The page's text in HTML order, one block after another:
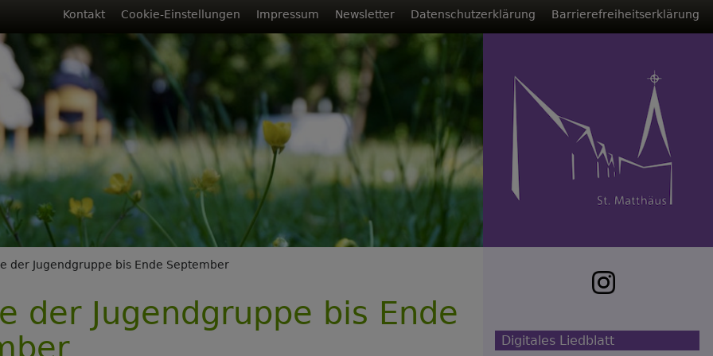
Fußbereichsmenü
Kontakt Cookie-Einstellungen Impressum Newsletter Datenschutzerklärung Barrierefreiheitserklärung
der Jugendgruppe bis Ende September
der Jugendgruppe bis Ende
Digitales Liedblatt